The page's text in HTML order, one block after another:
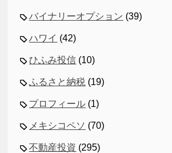
バイナリーオプション (39)
ハワイ (42)
ひふみ投信 (10)
ふるさと納税 (19)
プロフィール (1)
メキシコペソ (70)
不動産投資 (295)